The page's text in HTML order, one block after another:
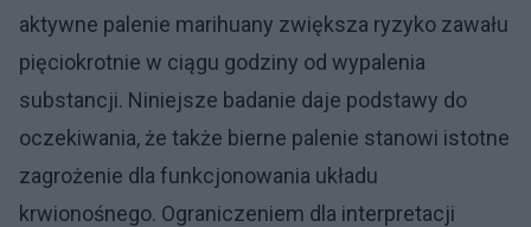
aktywne palenie marihuany zwiększa ryzyko zawału
pięciokrotnie w ciągu godziny od wypalenia
substancji. Niniejsze badanie daje podstawy do
oczekiwania, że także bierne palenie stanowi istotne
zagrożenie dla funkcjonowania układu
krwionośnego. Ograniczeniem dla interpretacji